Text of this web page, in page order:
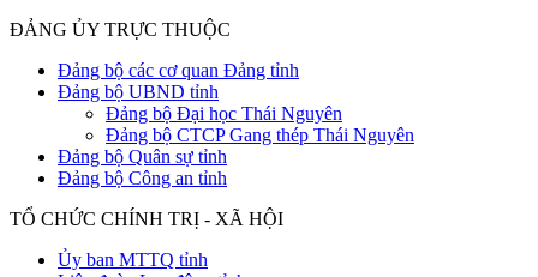
ĐẢNG ỦY TRỰC THUỘC
Đảng bộ các cơ quan Đảng tỉnh
Đảng bộ UBND tỉnh
Đảng bộ Đại học Thái Nguyên
Đảng bộ CTCP Gang thép Thái Nguyên
Đảng bộ Quân sự tỉnh
Đảng bộ Công an tỉnh
TỔ CHỨC CHÍNH TRỊ - XÃ HỘI
Ủy ban MTTQ tỉnh